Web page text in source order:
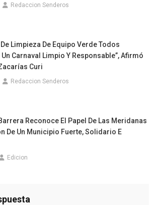
Redaccion Senderos
Limpieza De Equipo Verde Todos
Carnaval Limpio Y Responsable”, Afirmó
Curi
Redaccion Senderos
Reconoce El Papel De Las Meridanas
De Un Municipio Fuerte, Solidario E
Edicion